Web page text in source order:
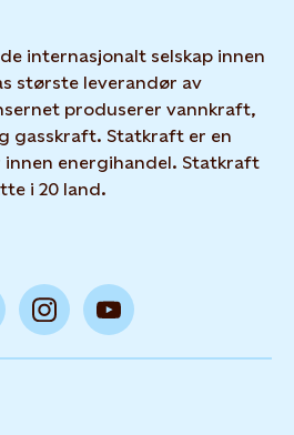
internasjonalt selskap innen
største leverandør av
produserer vannkraft,
gasskraft. Statkraft er en
innen energihandel. Statkraft
i 20 land.